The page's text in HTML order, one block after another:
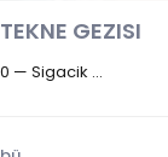
GEZISI
— Sigacik ...